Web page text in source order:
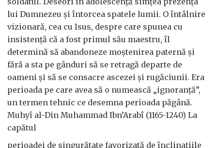
lui Dumnezeu și întorcea spatele lumii. O întâlnire
vizionară, cea cu Isus, despre care spunea cu
insistență că a fost primul său maestru, îl
determină să abandoneze moștenirea paternă și
fără a sta pe gânduri să se retragă departe de
oameni și să se consacre ascezei și rugăciunii. Era
perioada pe care avea să o numească „ignoranță”,
un termen tehnic ce desemna perioada păgână.
Muhyî al-Din Muhammad Ibn’Arabî (1165-1240) La
capătul
perioadei de singurătate favorizată de înclinațiile